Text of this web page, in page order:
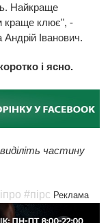
Найкраще
краще клює", -
Іванович.
і ясно.
частину
#пірс Реклама